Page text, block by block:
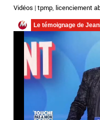
Vidéos |tpmp, licenciement